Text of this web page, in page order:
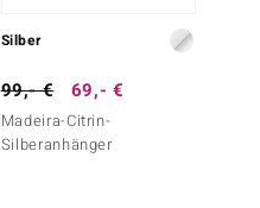
Silber
99,- € 69,- €
Madeira-Citrin-
Silberanhänger